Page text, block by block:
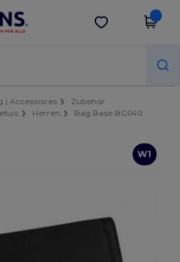
App!
App holen
| Accessoires
Zubehör
Herren Bag Base BG040
W1